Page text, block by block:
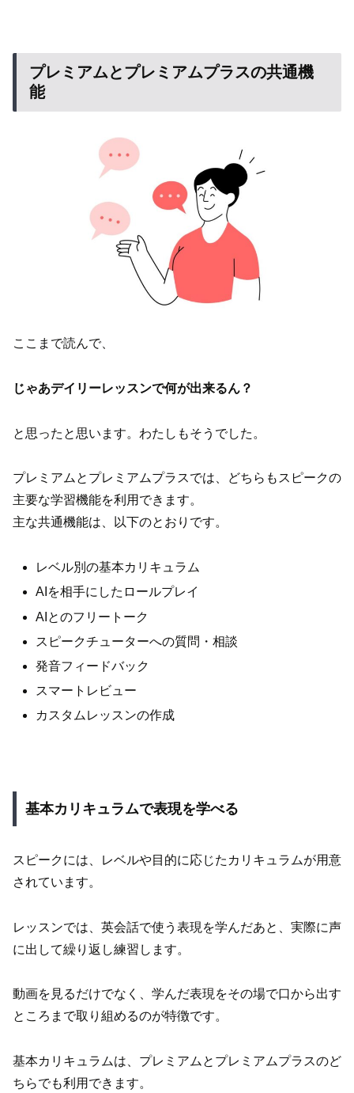
プレミアムとプレミアムプラスの共通機
能
ここまで読んで、
じゃあデイリーレッスンで何が出来るん？
と思ったと思います。わたしもそうでした。
プレミアムとプレミアムプラスでは、どちらもスピークの
主要な学習機能を利用できます。
主な共通機能は、以下のとおりです。
レベル別の基本カリキュラム
AIを相手にしたロールプレイ
AIとのフリートーク
スピークチューターへの質問・相談
発音フィードバック
スマートレビュー
カスタムレッスンの作成
基本カリキュラムで表現を学べる
スピークには、レベルや目的に応じたカリキュラムが用意
されています。
レッスンでは、英会話で使う表現を学んだあと、実際に声
に出して繰り返し練習します。
動画を見るだけでなく、学んだ表現をその場で口から出す
ところまで取り組めるのが特徴です。
基本カリキュラムは、プレミアムとプレミアムプラスのど
ちらでも利用できます。